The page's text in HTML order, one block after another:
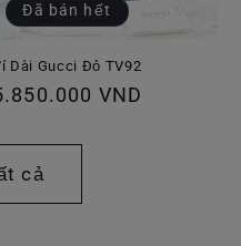
Đã bán hết
Dài Gucci Đỏ TV92
VND
cả